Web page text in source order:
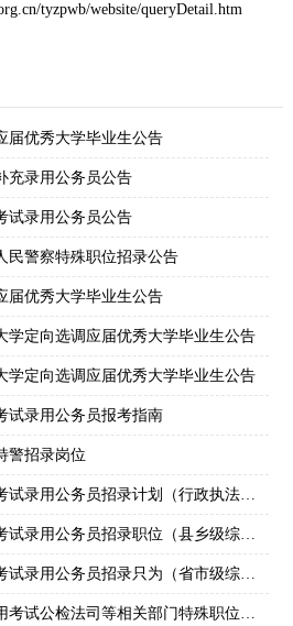
tyzpwb/website/queryDetail.htm
届优秀大学毕业生公告
充录用公务员公告
试录用公务员公告
民警察特殊职位招录公告
届优秀大学毕业生公告
学定向选调应届优秀大学毕业生公告
学定向选调应届优秀大学毕业生公告
试录用公务员报考指南
警招录岗位
2024年黑龙江省各级机关考试录用公务员招录计划（行政执法类）
2024年黑龙江省各级机关考试录用公务员招录职位（县乡级综合管理类）
2024年黑龙江省各级机关考试录用公务员招录只为（省市级综合管理类）
2024年黑龙江省公务员录用考试公检法司等相关部门特殊职位体能测评项目和标准